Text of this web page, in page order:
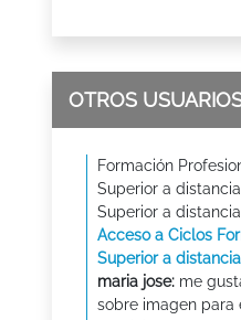
OTROS
Formación
Superior a
Superior a distancia
Acceso a Ciclos
Superior a distancia
maria jose: me
sobre imagen para